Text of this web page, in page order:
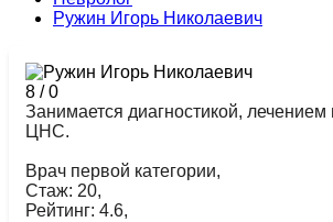
Ружин Игорь Николаевич
8 /0
Занимается диагностикой,
ЦНС.
Врач первой категории,
Стаж: 20,
Рейтинг: 4.6,